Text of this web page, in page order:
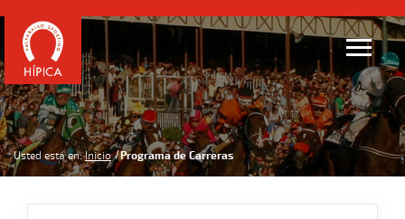
Usted está en: Inicio Programa de Carreras